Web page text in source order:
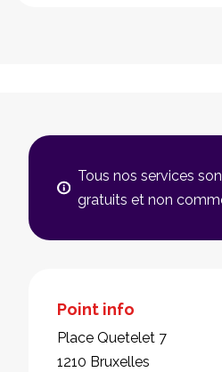
Tous nos services
gratuits et non
Point info
Place Quetelet 7
1210 Bruxelles